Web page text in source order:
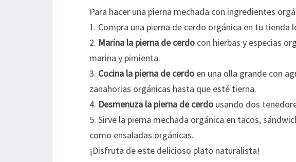
Para hacer una pierna mechada con ingredientes
1. Compra una pierna de cerdo orgánica en tu tienda
2. Marina la pierna de cerdo con hierbas y especias
marina y pimienta.
3. Cocina la pierna de cerdo en una olla grande con
zanahorias orgánicas hasta que esté tierna.
4. Desmenuza la pierna de cerdo usando dos
5. Sirve la pierna mechada orgánica en tacos,
como ensaladas orgánicas.
¡Disfruta de este delicioso plato naturalista!